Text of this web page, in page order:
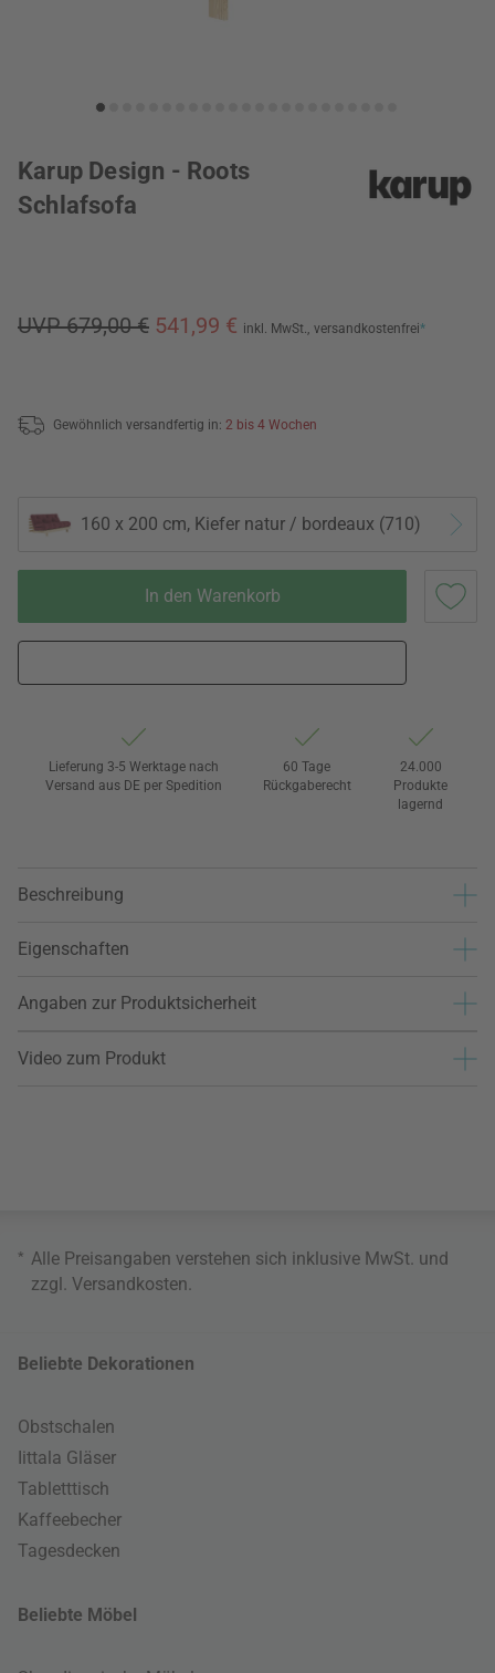
Karup Design - Roots
Schlafsofa
UVP 679,00 € 541,99 € inkl. MwSt., versandkostenfrei*
Gewöhnlich versandfertig in: 2 bis 4 Wochen
160 x 200 cm, Kiefer natur / bordeaux (710)
In den Warenkorb
Lieferung 3-5 Werktage nach
Versand aus DE per Spedition
60 Tage
Rückgaberecht
24.000
Produkte
lagernd
Beschreibung
Eigenschaften
Angaben zur Produktsicherheit
Video zum Produkt
* Alle Preisangaben verstehen sich inklusive MwSt. und
zzgl. Versandkosten
Beliebte Dekorationen
Obstschalen
Iittala Gläser
Tabletttisch
Kaffeebecher
Tagesdecken
Beliebte Möbel